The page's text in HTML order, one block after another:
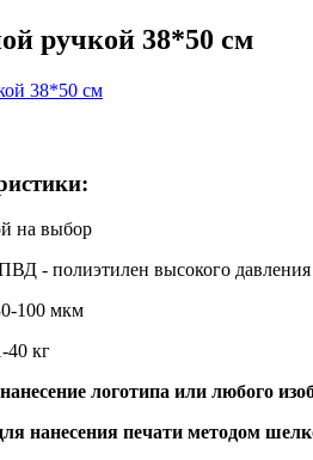
ручкой 38*50 см
на выбор
- полиэтилен высокого давления
100 мкм
40 кг
логотипа или любого
нанесения печати методом